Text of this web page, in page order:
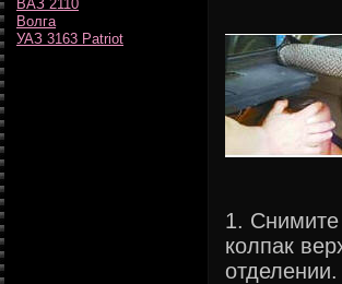
ВАЗ 2110
Волга
УАЗ 3163 Patriot
1.
колпак
отделении.